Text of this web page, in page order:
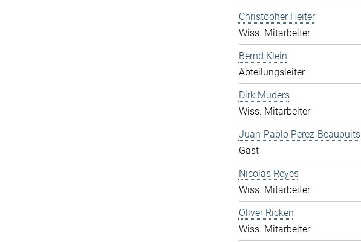
Christopher Heiter
Wiss. Mitarbeiter
Bernd Klein
Abteilungsleiter
Dirk Muders
Wiss. Mitarbeiter
Juan-Pablo Perez-Beaupuits
Gast
Nicolas Reyes
Wiss. Mitarbeiter
Oliver Ricken
Wiss. Mitarbeiter